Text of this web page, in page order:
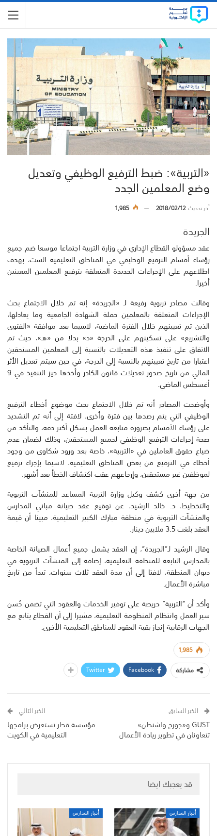
«التربية»: ضبط الترفيع الوظيفي وتعديل
وضع المعلمين الجدد
أخر تحديث2018/02/12
1,985
الجريدة
عقد مسؤولو القطاع الإداري في وزارة التربية اجتماعا موسعا ضم جميع
رؤساء أقسام الترفيع الوظيفي في المناطق التعليمية الست، بهدف
اطلاعهم على الإجراءات الجديدة المتعلقة بترفيع المعلمين المعينين
أخيرا.
وقالت مصادر تربوية رفيعة لـ «الجريدة» إنه تم خلال الاجتماع بحث
الإجراءات المتعلقة بالمعلمين حملة الشهادة الجامعية وما يعادلها،
الذين تم تعيينهم خلال الفترة الماضية، لاسيما بعد موافقة «الفتوى
والتشريع» على تسكينهم على الدرجة «د» بدلا من «هـ»، حيث تم
الاتفاق على تنفيذ هذه التعديلات بالنسبة إلى المعلمين المستحقين
اعتبارا من تاريخ تعيينهم بالنسبة إلى الدرجة، في حين سيتم تعديل الأثر
المالي من تاريخ صدور تعديلات قانون الكادر وأخذها حيز التنفيذ في 9
أغسطس الماضي.
وأوضحت المصادر أنه تم خلال الاجتماع بحث موضوع أخطاء الترفيع
الوظيفي التي يتم رصدها بين فترة وأخرى، لافتة إلى أنه تم التشديد
على رؤساء الأقسام بضرورة متابعة العمل بشكل أكثر دقة، والتأكد من
صحة إجراءات الترفيع الوظيفي لجميع المستحقين، وذلك لضمان عدم
ضياع حقوق العاملين في «التربية»، خاصة بعد ورود شكاوى من وجود
أخطاء في الترفيع من بعض المناطق التعليمية، لاسيما بإجراء ترفيع
لموظفين غير مستحقين، وإرجاعهم عقب اكتشاف الخطأ بعد أشهر.
من جهة أخرى كشف وكيل وزارة التربية المساعد للمنشآت التربوية
والتخطيط، د. خالد الرشيد، عن توقيع عقد صيانة مباني المدارس
والمنشآت التربوية في منطقة مبارك الكبير التعليمية، مبينا أن قيمة
العقد بلغت 3.5 ملايين دينار.
وقال الرشيد لـ”الجريدة”، إن العقد يشمل جميع أعمال الصيانة الخاصة
بالمدارس التابعة للمنطقة التعليمية، إضافة إلى المنشآت التربوية في
ديوان المنطقة، لافتا إلى أن مدة العقد ثلاث سنوات، تبدأ من تاريخ
مباشرة الأعمال.
وأكد أن “التربية” حريصة على توفير الخدمات والعقود التي تضمن حُسن
سير العمل وانتظام المنظومة التعليمية، مشيرا إلى أن القطاع يتابع مع
الجهات الرقابية إنجاز بقية العقود للمناطق التعليمية الأخرى.
1,985
مشاركة
Facebook
Twitter
الخبر السابق
GUST و«جورج واشنطن»
تتعاونان في تطوير ريادة الأعمال
الخبر التالي
مؤسسة قطر تستعرض برامجها
التعليمية في الكويت
قد يعجبك ايضا
أخبار المدارس أخبار المدارس